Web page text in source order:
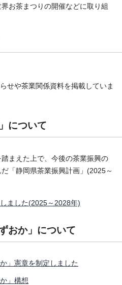
お茶まつりの開催などに取り組
せや茶業関係資料を掲載していま
について
まえた上で、今後の茶業振興の
「静岡県茶業振興計画」(2025～
ました(2025～2028年)
おか」について
」憲章を制定しました
」構想